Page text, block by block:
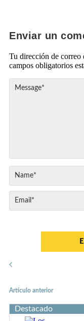
Enviar un
Tu dirección de correo
campos obligatorios
Artículo anterior
Destacado